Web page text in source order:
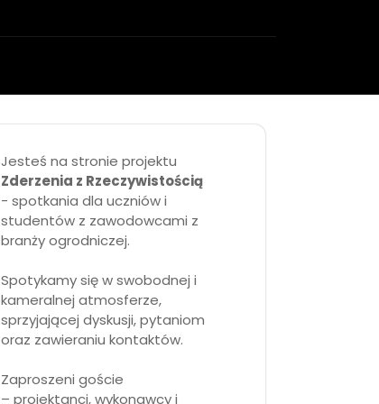
Jesteś na stronie projektu
Zderzenia z Rzeczywistością
- spotkania dla uczniów i
studentów z zawodowcami z
branży ogrodniczej.
Spotykamy się w swobodnej i
kameralnej atmosferze,
sprzyjającej dyskusji, pytaniom
oraz zawieraniu kontaktów.
Zaproszeni goście
– projektanci, wykonawcy i